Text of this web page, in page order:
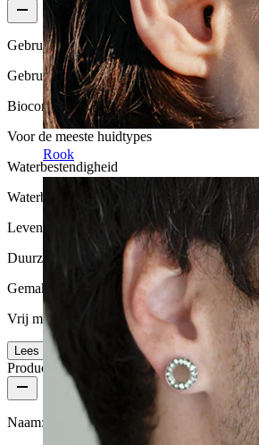
Rook
Gebruikshoeveelheid
Gebruik voor af en toe
Biocompatibiliteit
Voor de meeste huidtypes
Waterbestendigheid
Waterbestendig
Levensduur
Duurzaam
Gemak van gebruik
Vrij makkelijk
Lees meer
Productdetails
Naam: Staafje met kruisje